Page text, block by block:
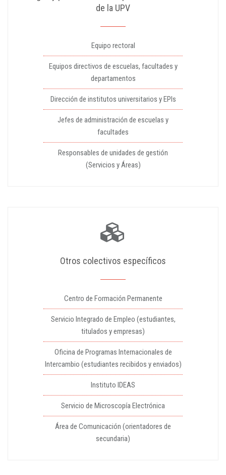
de la UPV
Equipo rectoral
Equipos directivos de escuelas, facultades y
departamentos
Dirección de institutos universitarios y EPIs
Jefes de administración de escuelas y
facultades
Responsables de unidades de gestión
(Servicios y Áreas)
Otros colectivos específicos
Centro de Formación Permanente
Servicio Integrado de Empleo (estudiantes,
titulados y empresas)
Oficina de Programas Internacionales de
Intercambio (estudiantes recibidos y enviados)
Instituto IDEAS
Servicio de Microscopía Electrónica
Área de Comunicación (orientadores de
secundaria)